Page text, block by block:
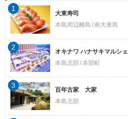
大東寿司
本島周辺離島 南大東島
1
オキナワ ハナサキマルシェ
本島北部 本部町
2
百年古家 大家
本島北部
3